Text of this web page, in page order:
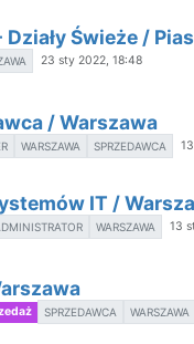
Świeże /
23 sty 2022, 18:48
/ Warszawa
WARSZAWA SPRZEDAWCA
IT /
WARSZAWA 13
SPRZEDAWCA WARSZAWA